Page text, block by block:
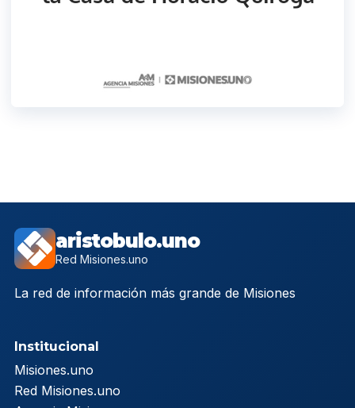
aristobulo.uno
Red Misiones.uno
La red de información más grande de Misiones
Institucional
Misiones.uno
Red Misiones.uno